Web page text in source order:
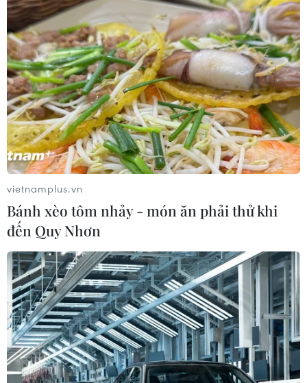
vietnamplus.vn
Bánh xèo tôm nhảy - món ăn phải thử khi
đến Quy Nhơn